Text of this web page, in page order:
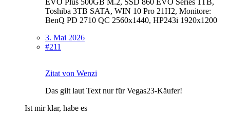
Toshiba 3TB SATA, WIN 10 Pro 21H2, Monitore:
BenQ PD 2710 QC 2560x1440, HP243i 1920x1200
3. Mai 2026
#211
Zitat von Wenzi
Das gilt laut Text nur für Vegas23-Käufer!
Ist mir klar, habe es